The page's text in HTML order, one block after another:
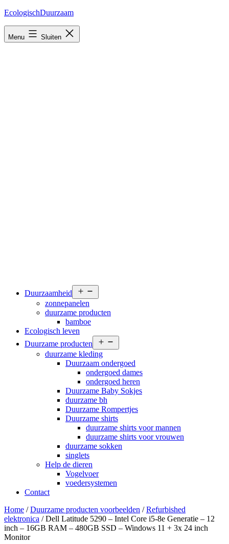
Ga
inhoud
EcologischDuurzaam
Menu Sluiten
Duurzaamheid
menu
zonnepanelen
duurzame producten
bamboe
Ecologisch leven
Duurzame producten
menu
duurzame kleding
Duurzaam ondergoed
ondergoed dames
ondergoed heren
Duurzame Baby Sokjes
duurzame bh
Duurzame Rompertjes
Duurzame shirts
duurzame shirts voor mannen
duurzame shirts voor vrouwen
duurzame sokken
singlets
Help de dieren
Vogelvoer
voedersystemen
Contact
Home /Duurzame producten voorbeelden /Refurbished
elektronica / Dell Latitude 5290 – Intel Core i5-8e Generatie – 12
inch – 16GB RAM – 480GB SSD – Windows 11 + 3x 24 inch
Monitor